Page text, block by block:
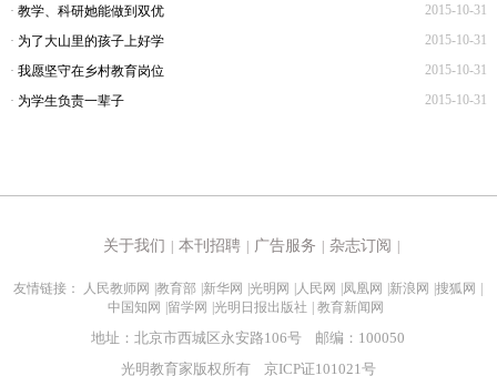
2015-10-31
· 教学、科研她能做到双优
2015-10-31
· 为了大山里的孩子上好学
2015-10-31
· 我愿坚守在乡村教育岗位
2015-10-31
· 为学生负责一辈子
关于我们 | 本刊招聘 | 广告服务 | 杂志订阅 |
友情链接： 人民教师网 |教育部 |新华网 |光明网 |人民网 |凤凰网 |新浪网 |搜狐网 |
中国知网 |留学网 |光明日报出版社 |教育新闻网
地址：北京市西城区永安路106号 邮编：100050
光明教育家版权所有 京ICP证101021号